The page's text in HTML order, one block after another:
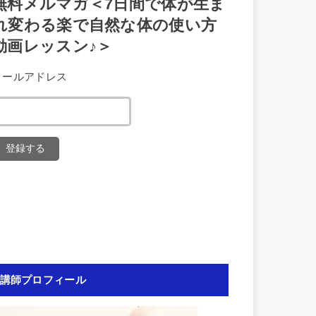
料メルマガ＜7日間で体が生ま
変わる楽で自然な体の使い方
画レッスン♪＞
ールアドレス
講師プロフィール